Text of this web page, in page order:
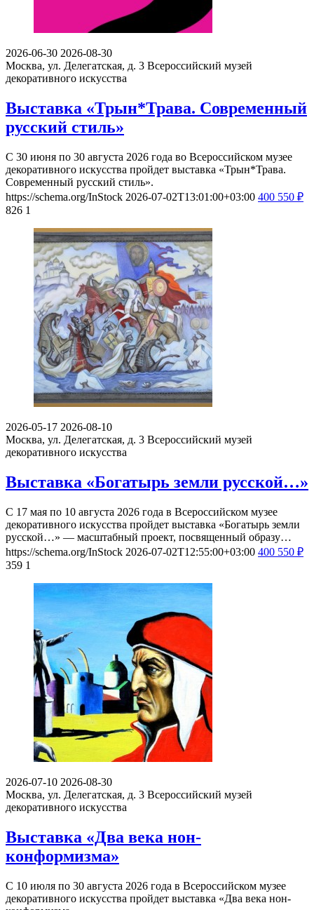
2026-06-30 2026-08-30
Москва, ул. Делегатская, д. 3 Всероссийский музей
декоративного искусства
Выставка «Трын*Трава. Современный
русский стиль»
С 30 июня по 30 августа 2026 года во Всероссийском музее
декоративного искусства пройдет выставка «Трын*Трава.
Современный русский стиль».
https://schema.org/InStock 2026-07-02T13:01:00+03:00 400 550 ₽
826 1
2026-05-17 2026-08-10
Москва, ул. Делегатская, д. 3 Всероссийский музей
декоративного искусства
Выставка «Богатырь земли русской…»
С 17 мая по 10 августа 2026 года в Всероссийском музее
декоративного искусства пройдет выставка «Богатырь земли
русской…» — масштабный проект, посвященный образу…
https://schema.org/InStock 2026-07-02T12:55:00+03:00 400 550 ₽
359 1
2026-07-10 2026-08-30
Москва, ул. Делегатская, д. 3 Всероссийский музей
декоративного искусства
Выставка «Два века нон-
конформизма»
С 10 июля по 30 августа 2026 года в Всероссийском музее
декоративного искусства пройдет выставка «Два века нон-